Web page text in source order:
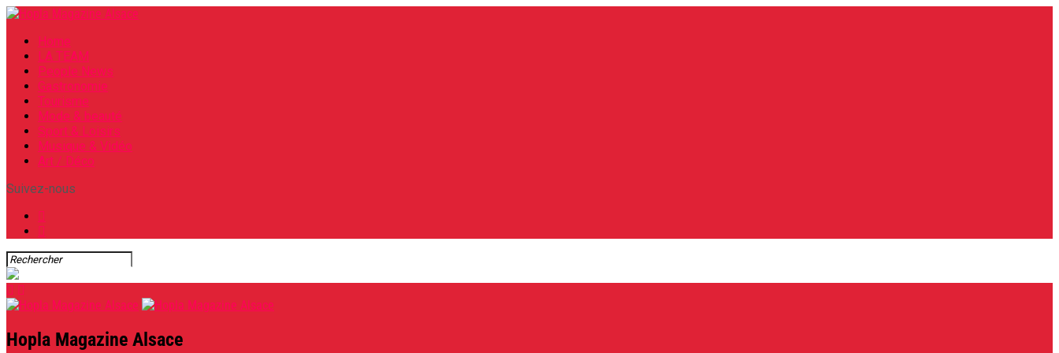
Home
LA TEAM
People News
Gastronomie
Tourisme
Mode & beauté
Sport & Loisirs
Musique & Vidéo
Art / Déco
Suivez-nous
Hopla Magazine Alsace